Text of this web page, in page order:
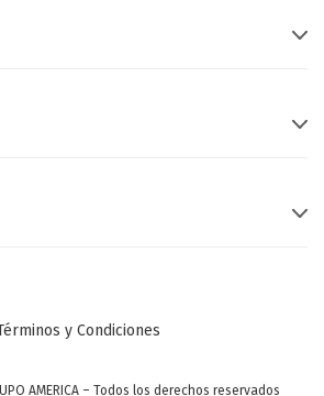
y Condiciones
AMERICA – Todos los derechos reservados